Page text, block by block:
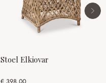
Stoel Elkiovar